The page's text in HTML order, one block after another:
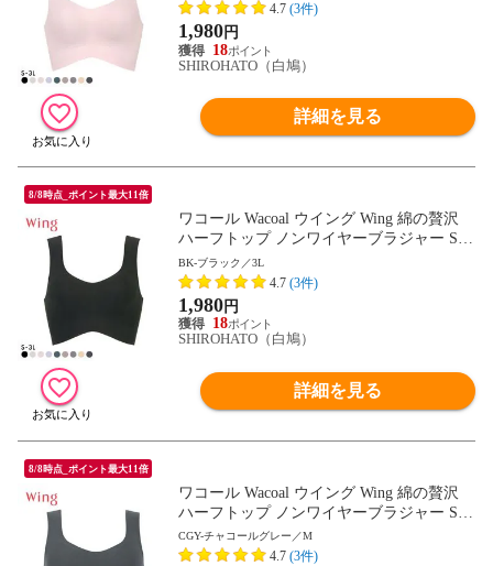
4.7 (3件)
1,980円
18
SHIROHATO（白鳩）
詳細を見る
8/8時点_ポイント最大11倍
ワコール Wacoal ウイング Wing 綿の贅沢
ハーフトップ ノンワイヤーブラジャー S-3
L ワイヤレスブラ 耐静電気 吸放湿
BK-ブラック／3L
4.7 (3件)
1,980円
18
SHIROHATO（白鳩）
詳細を見る
8/8時点_ポイント最大11倍
ワコール Wacoal ウイング Wing 綿の贅沢
ハーフトップ ノンワイヤーブラジャー S-3
L ワイヤレスブラ 耐静電気 吸放湿
CGY-チャコールグレー／M
4.7 (3件)